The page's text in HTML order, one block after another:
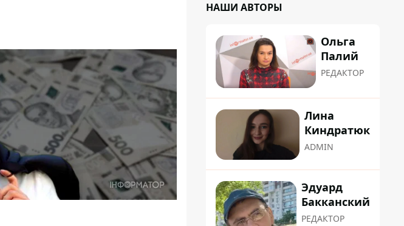
НАШИ АВТОРЫ
Ольга
Палий
РЕДАКТОР
Лина
Киндратюк
ADMIN
Эдуард
Бакканский
РЕДАКТОР